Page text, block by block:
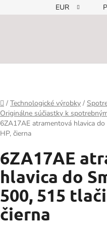
EUR
Domov
/ Technologické výrobky /
Originálne súčiastky k
6ZA17AE atramentová hlavica
HP, čierna
6ZA17AE
hlavica do
500, 515
čierna